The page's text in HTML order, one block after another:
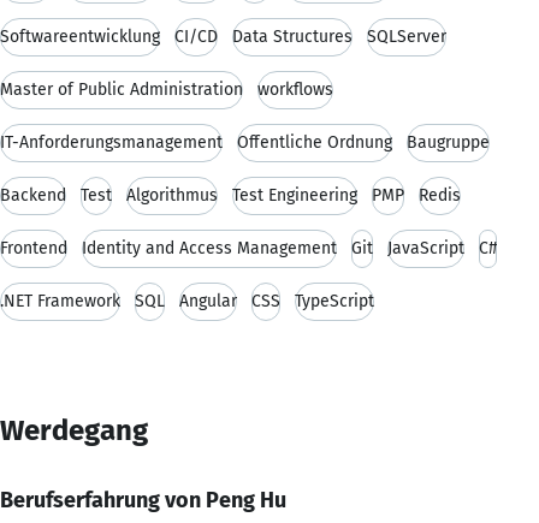
Softwareentwicklung CI/CD Data Structures SQLServer
Master of Public Administration workflows
IT-Anforderungsmanagement Öffentliche Ordnung Baugruppe
Backend Test Algorithmus Test Engineering PMP Redis
Frontend Identity and Access Management Git JavaScript C#
.NET Framework SQL Angular CSS TypeScript
Werdegang
Berufserfahrung von Peng Hu